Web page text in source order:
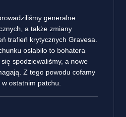
generalne
a także zmiany
trafień krytycznych Gravesa.
osłabiło to bohatera
spodziewaliśmy, a nowe
Z tego powodu cofamy
ostatnim patchu.